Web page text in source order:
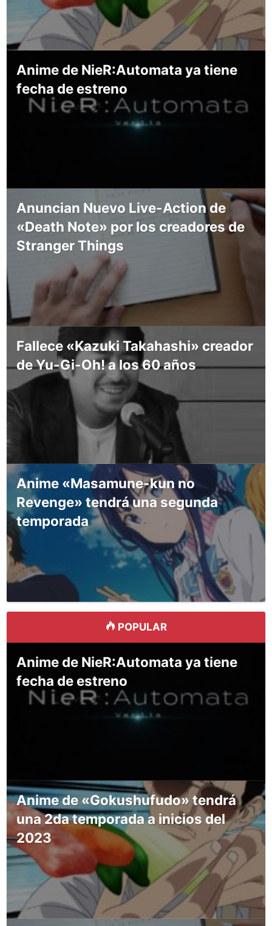
Anime de NieR:Automata ya tiene
fecha de estreno
Anuncian Nuevo Live-Action de
«Death Note» por los creadores de
Stranger Things
Fallece «Kazuki Takahashi» creador
de Yu-Gi-Oh! a los 60 años
Anime «Masamune-kun no
Revenge» tendrá una segunda
temporada
POPULAR
Anime de NieR:Automata ya tiene
fecha de estreno
Anime de «Gokushufudo» tendrá
una 2da temporada a inicios del
2023